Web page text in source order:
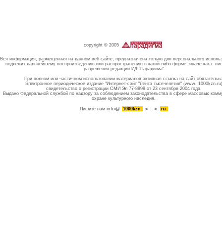
copyright © 2005
Вся информация, размещенная на данном веб-сайте, предназначена только для персонального
подлежит дальнейшему воспроизведению или распространению в какой-либо форме, иначе как с
разрешения редакции ИД "Парадигма"
При полном или частичном использовании материалов активная ссылка на сайт
Электронное периодическое издание "Интернет-сайт "Лента тысячелетия" (www. 1000kzn.ru)
свидетельство о регистрации СМИ Эл 77-8898 от 23 сентября 2004 года.
Выдано Федеральной службой по надзору за соблюдением законодательства в сфере массовых
охране культурного наследия.
Пишите намinfo@ 1000kzn . ru